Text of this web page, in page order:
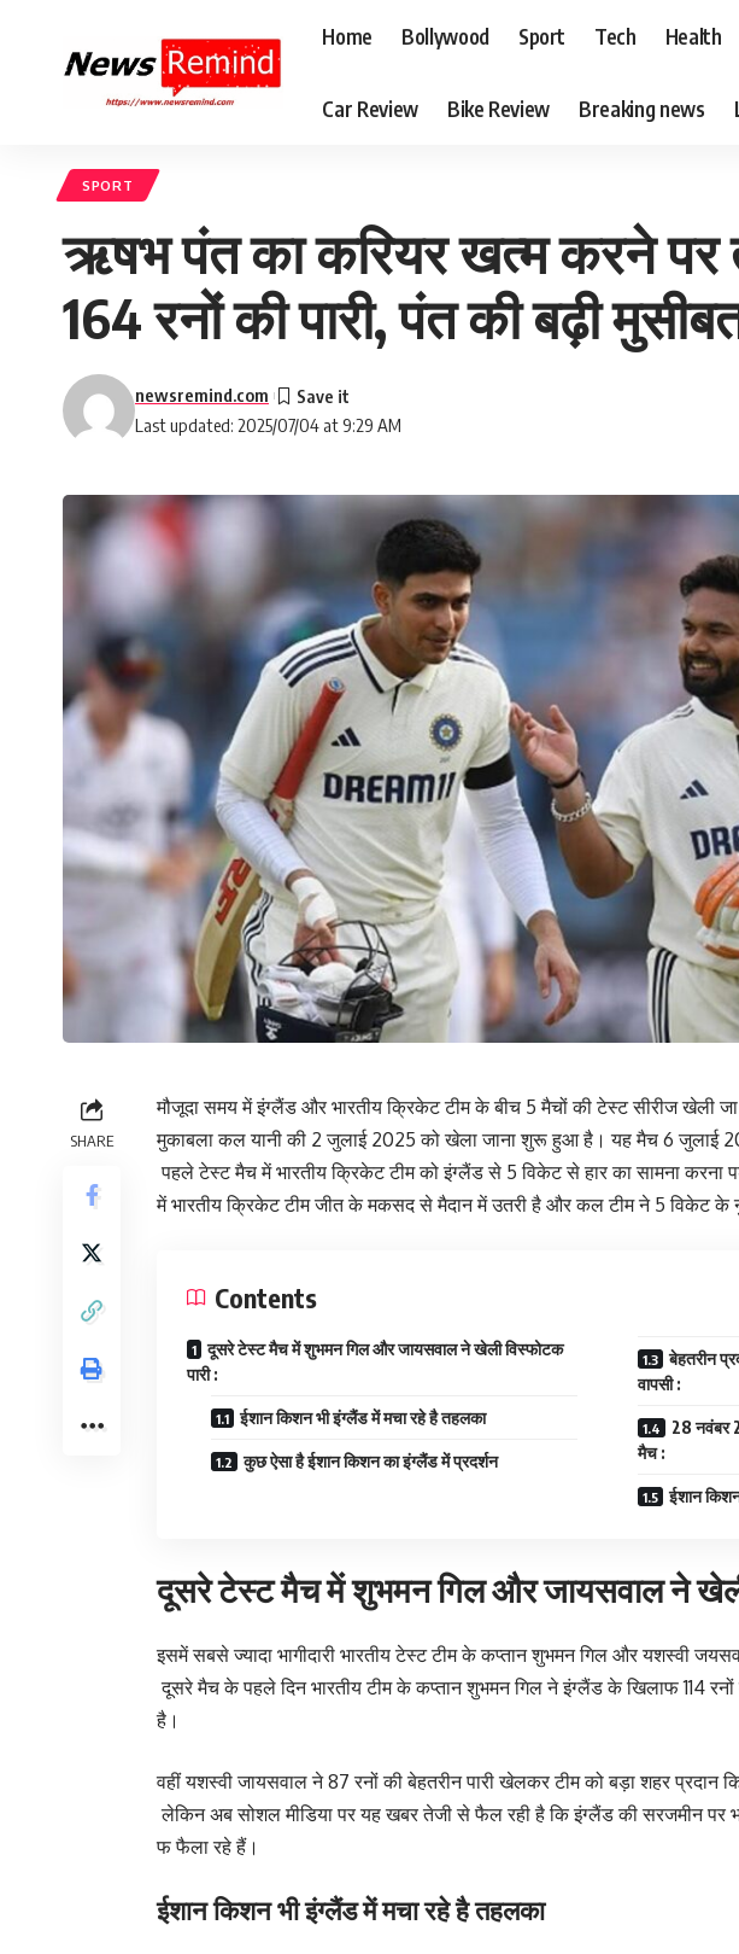
Home Bollywood Sport Tech Health
Car Review Bike Review Breaking news
SPORT
ऋषभ पंत का करियर खत्म करने पर
164 रनों की पारी, पंत की बढ़ी
Last updated: 2025/07/04 at 9:29 AM
newsremind.com
SHARE
मौजूदा समय में इंग्लैंड और भारतीय क्रिकेट टीम के बीच 5 मैचों की टेस्ट सीरीज खेली
मुकाबला कल यानी की 2 जुलाई 2025 को खेला जाना शुरू हुआ है। यह मैच 6 जुलाई
पहले टेस्ट मैच में भारतीय क्रिकेट टीम को इंग्लैंड से 5 विकेट से हार का सामना करना
में भारतीय क्रिकेट टीम जीत के मकसद से मैदान में उतरी है और कल टीम ने 5 विकेट के
Contents
दूसरे टेस्ट मैच में शुभमन गिल और जायसवाल ने खेली विस्फोटक
पारी :
ईशान किशन भी इंग्लैंड में मचा रहे है तहलका
कुछ ऐसा है ईशान किशन का इंग्लैंड में प्रदर्शन
बेहतरीन
वापसी :
28 नवंबर
मैच :
ईशान
दूसरे टेस्ट मैच में शुभमन गिल और जायसवाल ने खेली
इसमें सबसे ज्यादा भागीदारी भारतीय टेस्ट टीम के कप्तान शुभमन गिल और यशस्वी
दूसरे मैच के पहले दिन भारतीय टीम के कप्तान शुभमन गिल ने इंग्लैंड के खिलाफ 114
है।
वहीं यशस्वी जायसवाल ने 87 रनों की बेहतरीन पारी खेलकर टीम को बड़ा शहर प्रदान
लेकिन अब सोशल मीडिया पर यह खबर तेजी से फैल रही है कि इंग्लैंड की सरजमीन पर
फ फैला रहे हैं।
ईशान किशन भी इंग्लैंड में मचा रहे है तहलका